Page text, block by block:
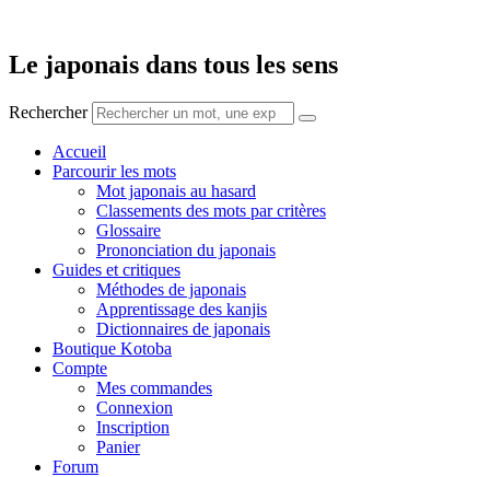
contenu
Le japonais dans tous les sens
Rechercher
Accueil
Parcourir les mots
Mot japonais au hasard
Classements des mots par critères
Glossaire
Prononciation du japonais
Guides et critiques
Méthodes de japonais
Apprentissage des kanjis
Dictionnaires de japonais
Boutique Kotoba
Compte
Mes commandes
Connexion
Inscription
Panier
Forum